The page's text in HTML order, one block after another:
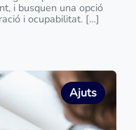
i busquen una opció
i ocupabilitat. […]
Ajuts